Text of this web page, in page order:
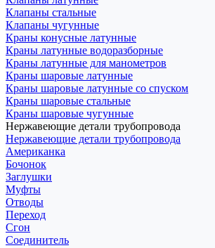
Клапаны стальные
Клапаны чугунные
Краны конусные латунные
Краны латунные водоразборные
Краны латунные для манометров
Краны шаровые латунные
Краны шаровые латунные со спуском
Краны шаровые стальные
Краны шаровые чугунные
Нержавеющие детали трубопровода
Нержавеющие детали трубопровода
Американка
Бочонок
Заглушки
Муфты
Отводы
Переход
Сгон
Соединитель